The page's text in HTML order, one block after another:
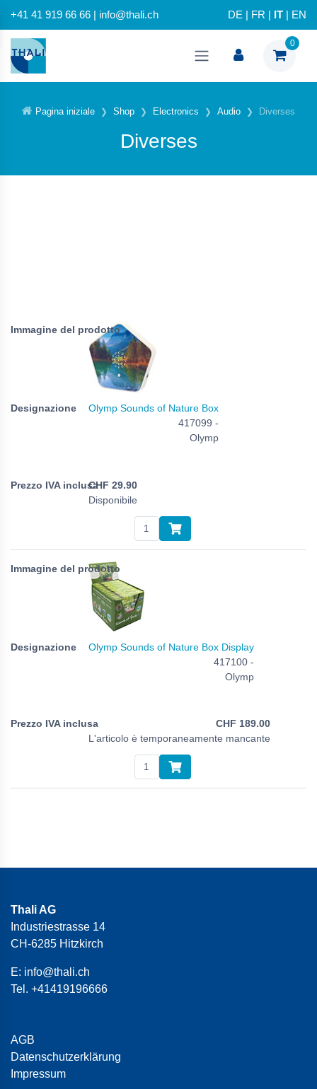
+41 41 919 66 66 | info@thali.ch DE FR IT EN
0
Pagina iniziale Shop Electronics Audio Diverses
Diverses
Olymp Sounds of Nature Box
417099 -
Olymp
CHF 29.90
Disponibile
Olymp Sounds of Nature Box Display
417100 -
Olymp
CHF 189.00
L'articolo è temporaneamente mancante
Thali AG
Industriestrasse 14
CH-6285 Hitzkirch
E: info@thali.ch
Tel. +41419196666
AGB
Datenschutzerklärung
Impressum